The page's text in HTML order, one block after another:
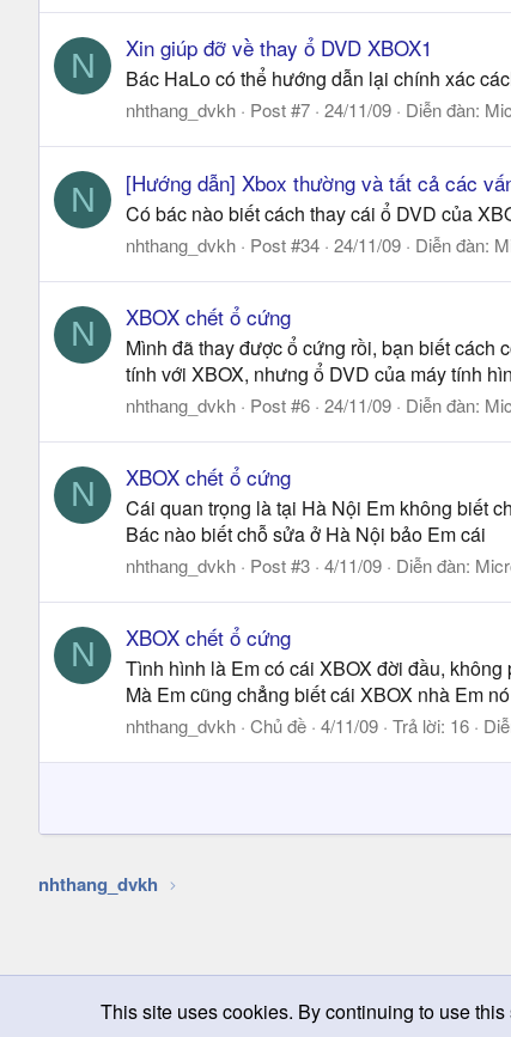
N Xin giúp đỡ về thay ổ DVD XBOX1
Bác HaLo có thể hướng dẫn lại chính xác
nhthang_dvkh Post #7 24/11/09 Diễn đàn:
N [Hướng dẫn] Xbox thường và tất cả các
Có bác nào biết cách thay cái ổ DVD của
nhthang_dvkh Post #34 24/11/09 Diễn đàn:
N XBOX chết ổ cứng
Mình đã thay được ổ cứng rồi, bạn biết cách
tính với XBOX, nhưng ổ DVD của máy tính
nhthang_dvkh Post #6 24/11/09 Diễn đàn:
N XBOX chết ổ cứng
Cái quan trọng là tại Hà Nội Em không biết
Bác nào biết chỗ sửa ở Hà Nội bảo Em cái
nhthang_dvkh Post #3 4/11/09 Diễn đàn:
N XBOX chết ổ cứng
Tình hình là Em có cái XBOX đời đầu,
Mà Em cũng chẳng biết cái XBOX nhà Em
nhthang_dvkh Chủ đề 4/11/09 Trả lời: 16
nhthang_dvkh
Chọn giao diện Change width
This site uses cookies. By continuing to use